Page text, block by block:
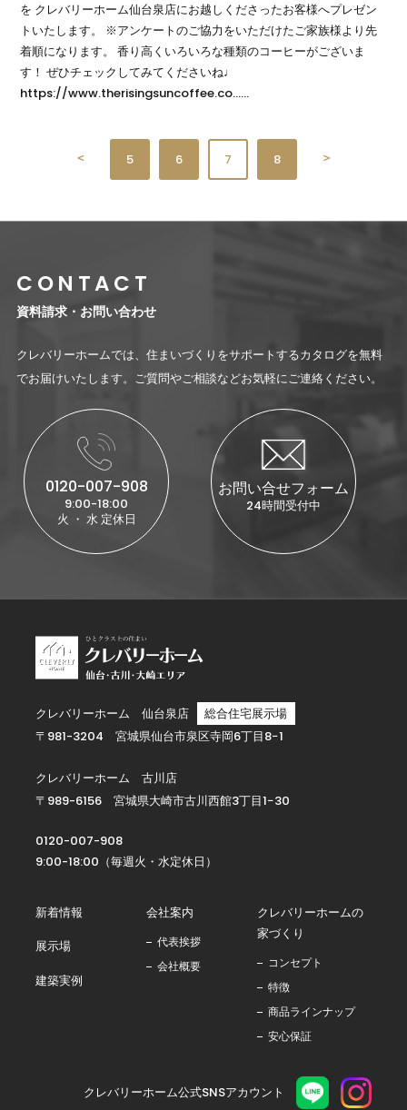
を クレバリーホーム仙台泉店にお越しくださったお客様へプレゼン
トいたします。 ※アンケートのご協力をいただけたご家族様より先
着順になります。 香り高くいろいろな種類のコーヒーがございま
す！ ぜひチェックしてみてくださいね♩
https://www.therisingsuncoffee.co……
＜ 5 6 7 8 ＞
CONTACT
資料請求・お問い合わせ
クレバリーホームでは、住まいづくりをサポートするカタログを無料
でお届けいたします。ご質問やご相談などお気軽にご連絡ください。
0120-007-908
9:00-18:00
火 ・ 水 定休日
お問い合せフォーム
24時間受付中
クレバリーホーム 仙台泉店
総合住宅展示場
〒981-3204 宮城県仙台市泉区寺岡6丁目8−1
クレバリーホーム 古川店
〒989-6156 宮城県大崎市古川西館3丁目1−30
0120-007-908
9:00-18:00（毎週火・水定休日）
新着情報
展示場
建築実例
会社案内
代表挨拶
会社概要
クレバリーホームの
家づくり
コンセプト
特徴
商品ラインナップ
安心保証
クレバリーホーム公式SNSアカウント